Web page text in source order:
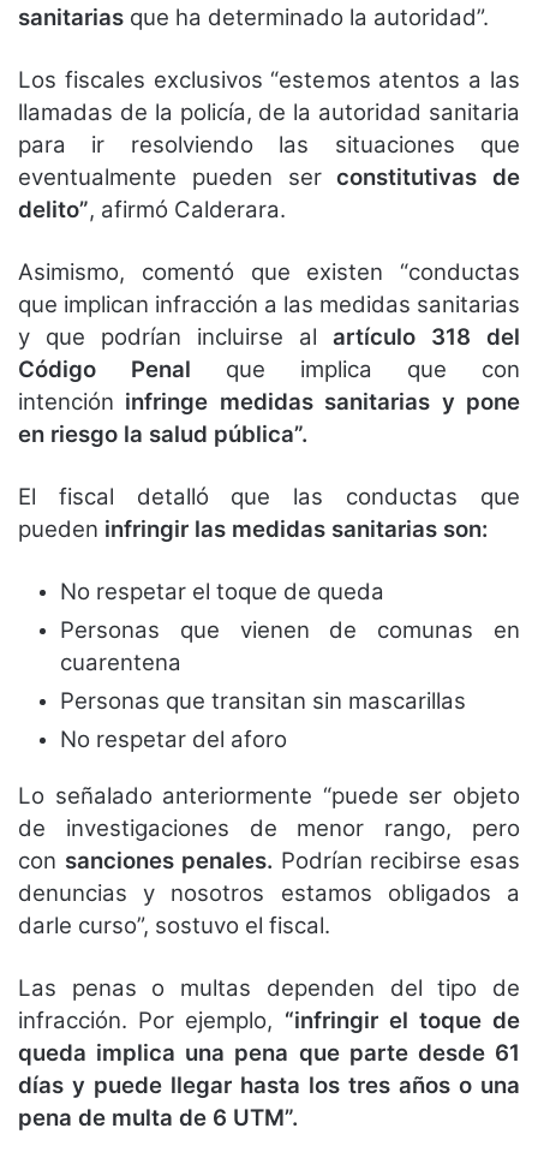
sanitarias que ha determinado la autoridad”.
Los fiscales exclusivos “estemos atentos a las
llamadas de la policía, de la autoridad sanitaria
para ir resolviendo las situaciones que
eventualmente pueden serconstitutivas de
delito”, afirmó Calderara.
Asimismo, comentó que existen “conductas
que implican infracción a las medidas sanitarias
y que podrían incluirse al artículo 318 del
Código Penal que implica que con
intención infringe medidas sanitarias y pone
en riesgo la salud pública”.
El fiscal detalló que las conductas que
pueden infringir las medidas sanitarias son:
No respetar el toque de queda
Personas que vienen de comunas en
cuarentena
Personas que transitan sin mascarillas
No respetar del aforo
Lo señalado anteriormente “puede ser objeto
de investigaciones de menor rango, pero
con sanciones penales. Podrían recibirse esas
denuncias y nosotros estamos obligados a
darle curso”, sostuvo el fiscal.
Las penas o multas dependen del tipo de
infracción. Por ejemplo, “infringir el toque de
queda implica una pena que parte desde 61
días y puede llegar hasta los tres años o una
pena de multa de 6 UTM”.